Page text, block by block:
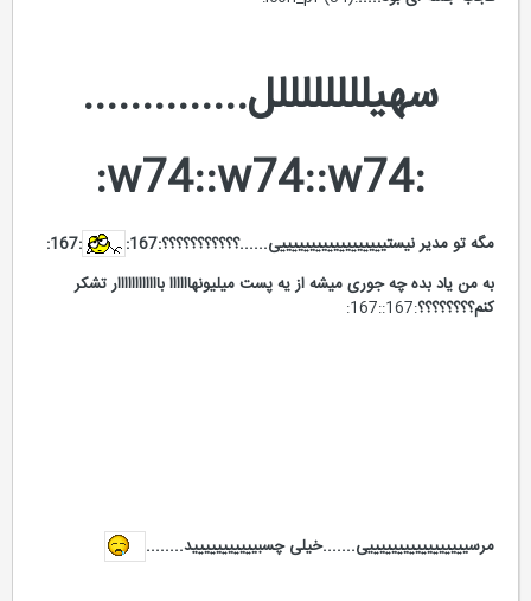
سهیللللللللل..............
مگه تو مدیر نیستییییییییییییییییییی......؟؟؟؟؟؟؟؟؟؟؟:167:
:167:
به من یاد بده چه جوری میشه از یه پست میلیونهاااااا باااااااااااار تشکر
کنم؟؟؟؟؟؟؟؟:167::167:
مرسیییییییییییییییییی.......خیلی چسبییییییییییید........